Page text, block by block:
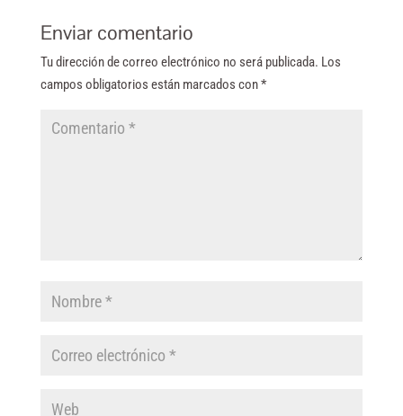
Enviar comentario
Tu dirección de correo electrónico no será publicada. Los
campos obligatorios están marcados con*